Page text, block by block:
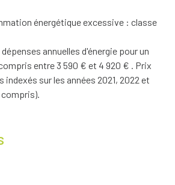
énergétique excessive : classe
annuelles d'énergie pour un
entre 3 590 € et 4 920 € . Prix
indexés sur les années 2021, 2022 et